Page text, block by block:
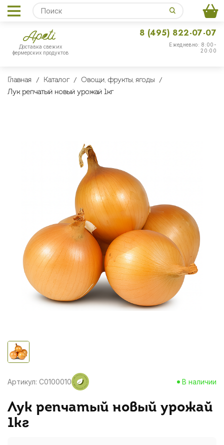
Доставка свежих
фермерских продуктов
Ежедневно: 8:00-
20:00
8 (495) 822-07-07
Главная Каталог
Овощи, фрукты, ягоды
Лук репчатый новый урожай 1кг
Артикул: C0100010 В наличии
Лук репчатый новый урожай
1кг